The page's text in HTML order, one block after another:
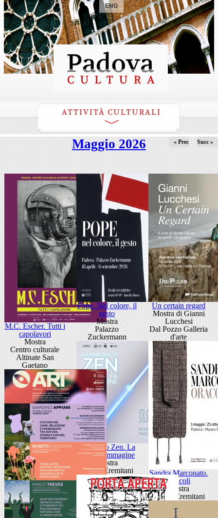
ENG
ATTIVITÀ CULTURALI
Maggio 2026 « Prec Succ »
M.C. Escher. Tutti i
capolavori
Mostra
Centro culturale
Altinate San
Gaetano
Pope. Nel colore, il
gesto
Mostra
Palazzo
Zuckermann
Un certain regard
Mostra di Gianni
Lucchesi
Dal Pozzo Galleria
d'arte
Giancarlo Zen. La
luce fa l'immagine
Mostra
Museo Eremitani
Sandra Marconato.
Oracoli
Mostra
Museo Eremitani